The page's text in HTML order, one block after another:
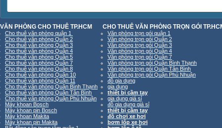
VĂN PHÒNG CHO THUÊ TP.HCM
Cho thuê văn phòng quận 1
Cho thuê văn phòng Quận 2
Cho thuê văn phòng Quận 3
Cho thuê văn phòng Quận 4
Cho thuê văn phòng Quận 5
Cho thuê văn phòng Quận 7
Cho thuê văn phòng Quận 8
Cho thuê văn phòng Quận 10
Cho thuê văn phòng Quận 11
Cho thuê văn phòng Quận Bình Thạnh
Cho thuê văn phòng Quận Tân Bình
Cho thuê văn phòng Quận Phú Nhuận
Máy khoan Bosch
Máy khoan pin Bosch
Máy khoan Makita
Máy khoan pin Makita
CHO THUÊ VĂN PHÒNG TRỌN GÓI
Văn phòng trọn gói quận 1
Văn phòng trọn gói Quận 2
Văn phòng trọn gói Quận 3
Văn phòng trọn gói Quận 4
Văn phòng trọn gói Quận 7
Văn phòng trọn gói Quận Bình Thạnh
Văn phòng trọn gói Quận Tân Bình
Văn phòng trọn gói Quận Phú Nhuận
đồ gia dụng
gia dụng
thiết bị cầm tay
gia dụng giá sỉ
đồ gia dụng giá sỉ
thiết bị cầm tay
đồ chơi xe hơi
bơm lốp xe hơi